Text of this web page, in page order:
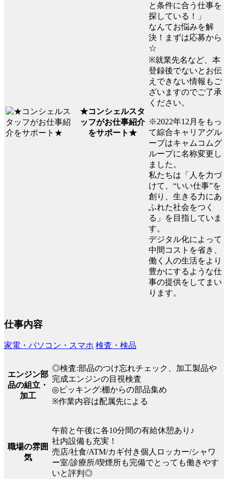
★コンシェルスタ
ッフがお仕事紹介
をサポート★
と条件に合う仕事を
探している！」
なんてお悩みを解
決！まずは応募から
☆
※就業先名など、本
登録後でないとお伝
えできない情報もご
ざいますのでご了承
ください。
※2022年12月をもっ
て綜合キャリアグル
ープはキャムコムグ
ループに名称変更し
ました。
私たちは「人を力づ
けて、“いい仕事”を
創り、生きる力にあ
ふれた社会をつく
る」を目指していま
す。
デジタル化によって
中間コストを省き、
働く人の生活をより
豊かにするような仕
事の提供をしてまい
ります。
仕事内容
家電・パソコン・スマホ 検査・検品
エンジン部
品の組立・
加工
◎検査:部品のつけ忘れチェック、加工製品や
完成エンジンの目視検査
◎ピッキング:棚からの部品集め
※作業内容は配属先による
職場の雰囲
気
午前と午後に各10分間の有給休憩あり♪
社内設備も充実！
売店/社食/ATM/カギ付き個人ロッカー/シャワ
ー室/診療所/喫煙所も完備でとっても働きやす
いと評判◎